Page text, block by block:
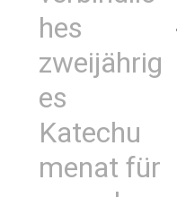
hes
zweijährig
es
Katechu
menat für